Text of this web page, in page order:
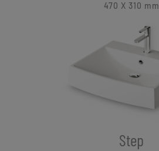
470 X 310 mm
Step